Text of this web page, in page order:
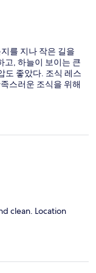
를 지나 작은 길을
고, 하늘이 보이는 큰
도 좋았다. 조식 레스
스러운 조식을 위해
clean. Location